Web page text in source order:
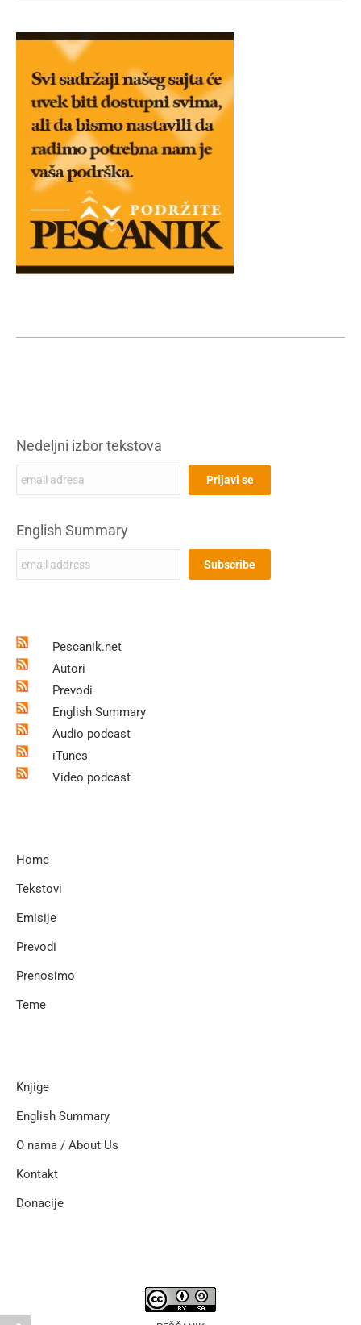
Nedeljni izbor tekstova
English Summary
Pescanik.net
Autori
Prevodi
English Summary
Audio podcast
iTunes
Video podcast
Home
Tekstovi
Emisije
Prevodi
Prenosimo
Teme
Knjige
English Summary
O nama / About Us
Kontakt
Donacije